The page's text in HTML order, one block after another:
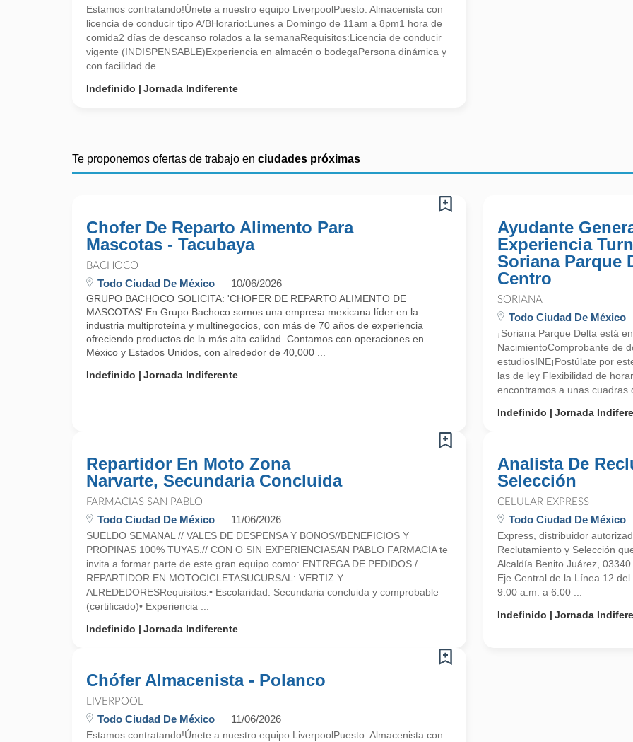
Estamos contratando!Únete a nuestro equipo LiverpoolPuesto: Almacenista con
licencia de conducir tipo A/BHorario:Lunes a Domingo de 11am a 8pm1 hora de
comida2 días de descanso rolados a la semanaRequisitos:Licencia de conducir
vigente (INDISPENSABLE)Experiencia en almacén o bodegaPersona dinámica y
con facilidad de ...
Indefinido
Jornada Indiferente
Te proponemos ofertas de trabajo en ciudades próximas
Chofer De Reparto Alimento Para
Mascotas - Tacubaya
BACHOCO
Todo Ciudad De México 10/06/2026
GRUPO BACHOCO SOLICITA: 'CHOFER DE REPARTO ALIMENTO DE
MASCOTAS' En Grupo Bachoco somos una empresa mexicana líder en la
industria multiproteína y multinegocios, con más de 70 años de experiencia
ofreciendo productos de la más alta calidad. Contamos con operaciones en
México y Estados Unidos, con alrededor de 40,000 ...
Indefinido
Jornada Indiferente
Ayudante
Experiencia
Soriana Parque
Centro
SORIANA
Todo Ciudad De México
¡Soriana Parque Delta está
NacimientoComprobante de
estudiosINE¡Postúlate por
las de ley Flexibilidad de
encontramos a unas cuadras
Indefinido
Jornada
Repartidor En Moto Zona
Narvarte, Secundaria Concluida
FARMACIAS SAN PABLO
Todo Ciudad De México 11/06/2026
SUELDO SEMANAL // VALES DE DESPENSA Y BONOS//BENEFICIOS Y
PROPINAS 100% TUYAS.// CON O SIN EXPERIENCIASAN PABLO FARMACIA te
invita a formar parte de este gran equipo como: ENTREGA DE PEDIDOS /
REPARTIDOR EN MOTOCICLETASUCURSAL: VERTIZ Y
ALREDEDORESRequisitos:• Escolaridad: Secundaria concluida y comprobable
(certificado)• Experiencia ...
Indefinido
Jornada Indiferente
Analista De
Selección
CELULAR EXPRESS
Todo Ciudad De México
Express, distribuidor
Reclutamiento y Selección
Alcaldía Benito Juárez,
Eje Central de la Línea 12
9:00 a.m. a 6:00 ...
Indefinido
Jornada
Chófer Almacenista - Polanco
LIVERPOOL
Todo Ciudad De México 11/06/2026
Estamos contratando!Únete a nuestro equipo LiverpoolPuesto: Almacenista con